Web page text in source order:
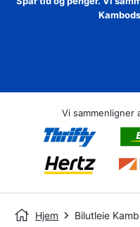
Vi sammenligner
Hjem Bilutleie